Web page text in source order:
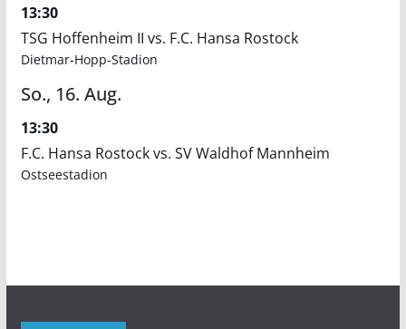
13:30
TSG Hoffenheim II vs. F.C. Hansa Rostock
Dietmar-Hopp-Stadion
So., 16. Aug.
13:30
F.C. Hansa Rostock vs. SV Waldhof Mannheim
Ostseestadion